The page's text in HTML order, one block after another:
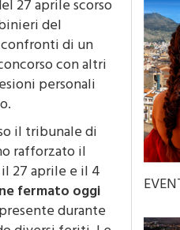
27 aprile scorso
del
di un
con altri
personali
il tribunale di
rafforzato il
27 aprile e il 4
fermato oggi
durante